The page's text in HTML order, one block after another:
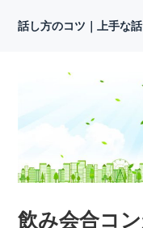
話し方のコツ｜上手な
飲み会合コ